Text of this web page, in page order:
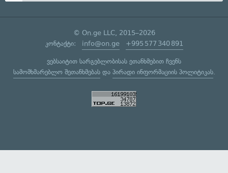
© On.ge LLC, 2015–2026
კონტაქტი: info@on.ge +995 577 340 891
ვებსაიტით სარგებლობისას ეთანხმებით ჩვენს
სამომხმარებლო შეთანხმებასდა პირადი ინფორმაციის პოლიტიკას.